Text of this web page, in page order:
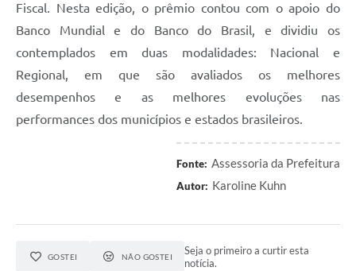
Fiscal. Nesta edição, o prêmio contou com o apoio do
Banco Mundial e do Banco do Brasil, e dividiu os
contemplados em duas modalidades: Nacional e
Regional, em que são avaliados os melhores
desempenhos e as melhores evoluções nas
performances dos municípios e estados brasileiros.
Fonte: Assessoria da Prefeitura
Autor: Karoline Kuhn
GOSTEI NÃO GOSTEI
Seja o primeiro a curtir esta
notícia.